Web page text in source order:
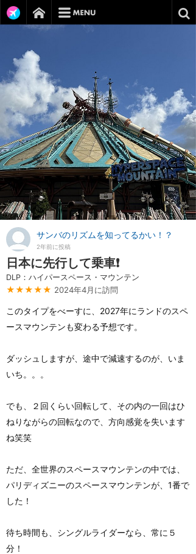
サンバのリズムを知ってるかい！？
2年前に投稿
日本に先行して乗車❗️
DLP：ハイパースペース・マウンテン
★★★★★ 2024年4月に訪問
このタイプをべーすに、2027年にランドのスペ
ースマウンテンも変わる予想です。
ダッシュしますが、途中で減速するのが、いま
いち。。。
でも、２回くらい回転して、その内の一回はひ
ねりながらの回転なので、方向感覚を失います
ね笑笑
ただ、全世界のスペースマウンテンの中では、
パリディズニーのスペースマウンテンが、1番で
した！
待ち時間も、シングルライダーなら、常に５
分！